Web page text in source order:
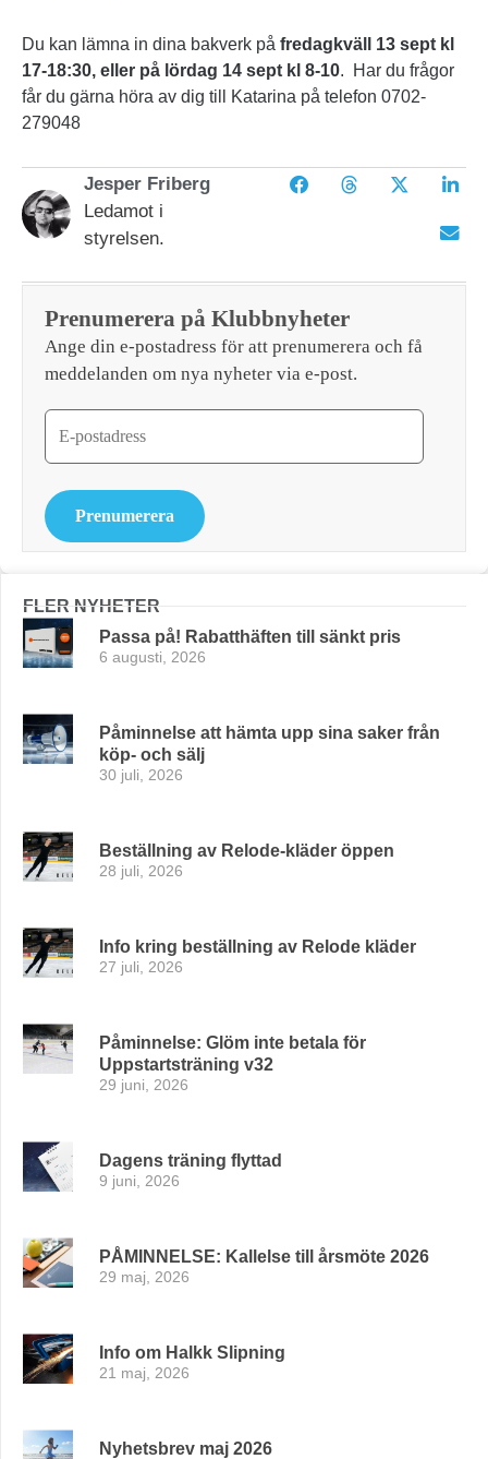
Du kan lämna in dina bakverk på fredagkväll 13 sept kl
17-18:30, eller på lördag 14 sept kl 8-10. Har du frågor
får du gärna höra av dig till Katarina på telefon 0702-
279048
Jesper Friberg
Ledamot i
styrelsen.
Prenumerera på Klubbnyheter
Ange din e-postadress för att prenumerera och få
meddelanden om nya nyheter via e-post.
Prenumerera
FLER NYHETER
Passa på! Rabatthäften till sänkt pris
6 augusti, 2026
Påminnelse att hämta upp sina saker från
köp- och sälj
30 juli, 2026
Beställning av Relode-kläder öppen
28 juli, 2026
Info kring beställning av Relode kläder
27 juli, 2026
Påminnelse: Glöm inte betala för
Uppstartsträning v32
29 juni, 2026
Dagens träning flyttad
9 juni, 2026
PÅMINNELSE: Kallelse till årsmöte 2026
29 maj, 2026
Info om Halkk Slipning
21 maj, 2026
Nyhetsbrev maj 2026